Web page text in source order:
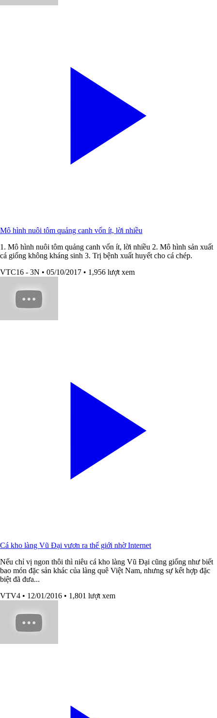
Mô hình nuôi tôm quảng canh vốn ít, lời nhiều
1. Mô hình nuôi tôm quảng canh vốn ít, lời nhiều 2. Mô hình sản xuất
cá giống không kháng sinh 3. Trị bệnh xuất huyết cho cá chép.
VTC16 - 3N • 05/10/2017 • 1,956 lượt xem
Cá kho làng Vũ Đại vươn ra thế giới nhờ Internet
Nếu chỉ vị ngon thôi thì niêu cá kho làng Vũ Đại cũng giống như biết
bao món đặc sản khác của làng quê Việt Nam, nhưng sự kết hợp đặc
biệt đã đưa...
VTV4 • 12/01/2016 • 1,801 lượt xem